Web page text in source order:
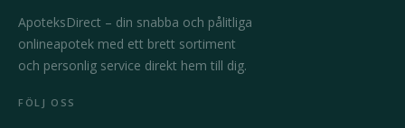
ApoteksDirect – din snabba och pålitliga
onlineapotek med ett brett sortiment
och personlig service direkt hem till dig.
FÖLJ OSS